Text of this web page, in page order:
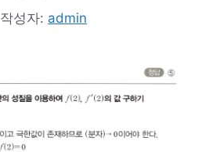
작성자: admin